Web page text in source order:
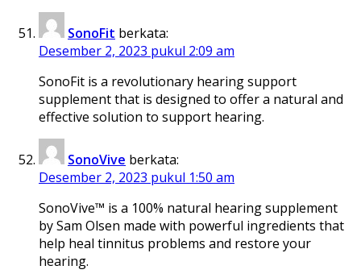
SonoFit berkata:
Desember 2, 2023 pukul 2:09 am
SonoFit is a revolutionary hearing support
supplement that is designed to offer a natural and
effective solution to support hearing.
SonoVive berkata:
Desember 2, 2023 pukul 1:50 am
SonoVive™ is a 100% natural hearing supplement
by Sam Olsen made with powerful ingredients that
help heal tinnitus problems and restore your
hearing.